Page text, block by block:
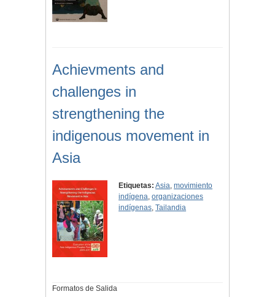
Achievments and
challenges in
strengthening the
indigenous movement in
Asia
Etiquetas: Asia,movimiento
indígena,organizaciones
indígenas,Tailandia
Formatos de Salida